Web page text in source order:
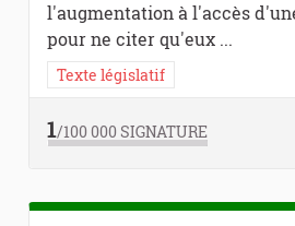
l'augmentation à l'accès
pour ne citer qu'eux ...
Texte législatif
1/100 000SIGNATURE